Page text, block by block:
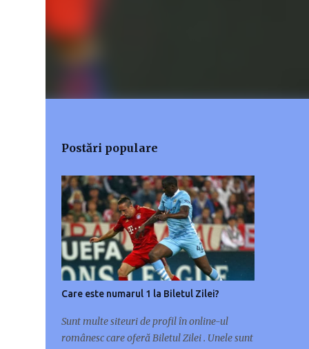
Postări populare
Care este numarul 1 la Biletul Zilei?
Sunt multe siteuri de profil în online-ul
românesc care oferă Biletul Zilei . Unele sunt